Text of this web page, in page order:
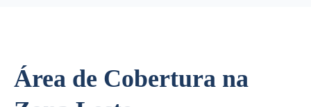
Área de Cobertura na